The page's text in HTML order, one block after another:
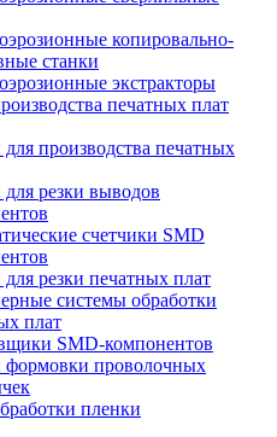
копировально-
станки
экстракторы
печатных плат
производства печатных
резки выводов
счетчики SMD
резки печатных плат
системы обработки
плат
SMD-компонентов
формовки проволочных
пленки